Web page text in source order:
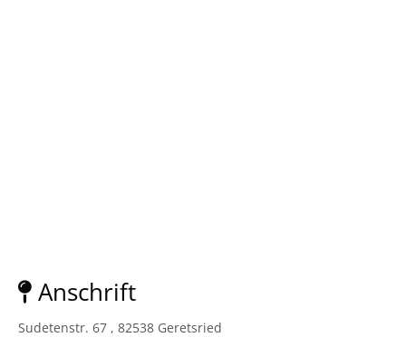
Anschrift
Sudetenstr. 67 , 82538 Geretsried